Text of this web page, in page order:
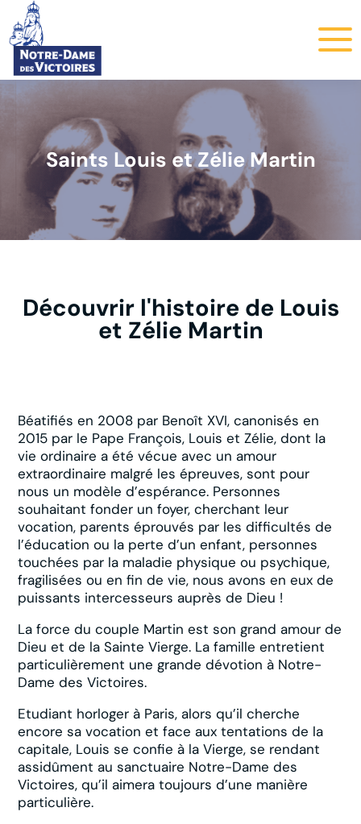
Saints Louis et Zélie Martin
Découvrir l'histoire de Louis
et Zélie Martin
Béatifiés en 2008 par Benoît XVI, canonisés en
2015 par le Pape François, Louis et Zélie, dont la
vie ordinaire a été vécue avec un amour
extraordinaire malgré les épreuves, sont pour
nous un modèle d’espérance. Personnes
souhaitant fonder un foyer, cherchant leur
vocation, parents éprouvés par les difficultés de
l’éducation ou la perte d’un enfant, personnes
touchées par la maladie physique ou psychique,
fragilisées ou en fin de vie, nous avons en eux de
puissants intercesseurs auprès de Dieu !
La force du couple Martin est son grand amour de
Dieu et de la Sainte Vierge. La famille entretient
particulièrement une grande dévotion à Notre-
Dame des Victoires.
Etudiant horloger à Paris, alors qu’il cherche
encore sa vocation et face aux tentations de la
capitale, Louis se confie à la Vierge, se rendant
assidûment au sanctuaire Notre-Dame des
Victoires, qu’il aimera toujours d’une manière
particulière.